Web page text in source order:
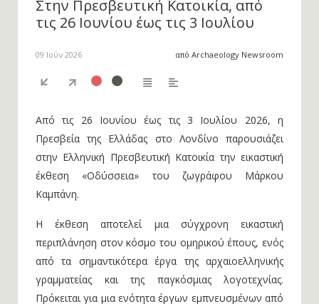
Στην Πρεσβευτική Κατοικία, από
τις 26 Ιουνίου έως τις 3 Ιουλίου
Από τις 26 Ιουνίου έως τις 3 Ιουλίου 2026, η
Πρεσβεία της Ελλάδας στο Λονδίνο παρουσιάζει
στην Ελληνική Πρεσβευτική Κατοικία την εικαστική
έκθεση «Οδύσσεια» του ζωγράφου Μάρκου
Η έκθεση αποτελεί μια σύγχρονη εικαστική
περιπλάνηση στον κόσμο του ομηρικού έπους, ενός
από τα σημαντικότερα έργα της αρχαιοελληνικής
γραμματείας και της παγκόσμιας λογοτεχνίας.